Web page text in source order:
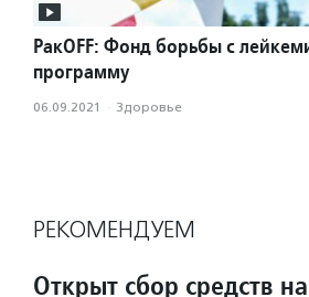
РакOFF: Фонд борьбы с
программу
06.09.2021 · Здоровье
РЕКОМЕНДУЕМ
Открыт сбор средств